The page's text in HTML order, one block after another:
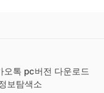
오톡 pc버전 다운로드
보탐색소